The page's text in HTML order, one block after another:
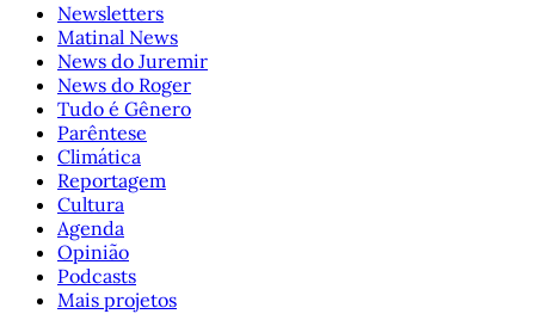
Newsletters
Matinal News
News do Juremir
News do Roger
Tudo é Gênero
Parêntese
Climática
Reportagem
Cultura
Agenda
Opinião
Podcasts
Mais projetos